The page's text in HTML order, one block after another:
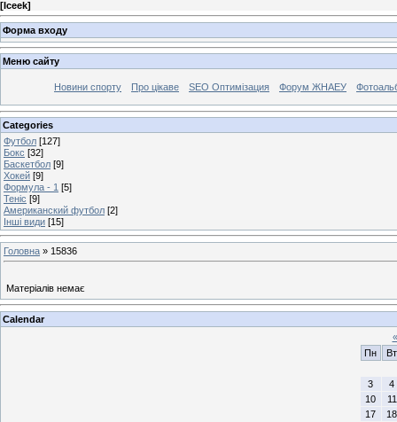
[Iceek]
Форма входу
Меню сайту
Новини спорту Про цікаве SEO Оптимізация Форум ЖНАЕУ
Categories
Футбол [127]
Бокс [32]
Баскетбол [9]
Хокей [9]
Формула - 1 [5]
Теніс [9]
Американский футбол [2]
Інші види [15]
Головна » 15836
Матеріалів немає
Calendar
«
Пн
Вт
3
4
10
11
17
18